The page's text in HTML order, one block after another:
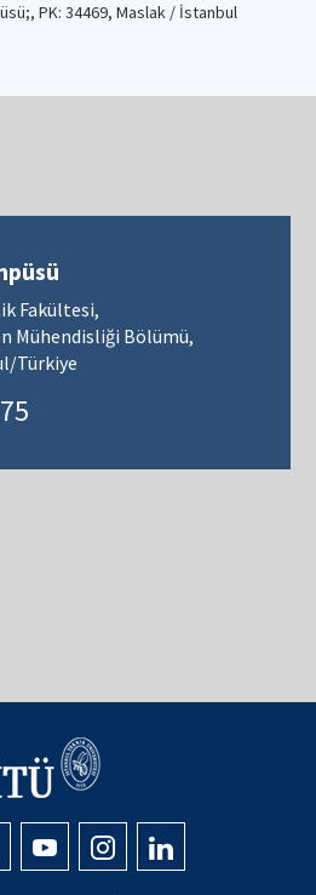
PK: 34469, Maslak / İstanbul
Fakültesi,
Mühendisliği Bölümü,
Türkiye